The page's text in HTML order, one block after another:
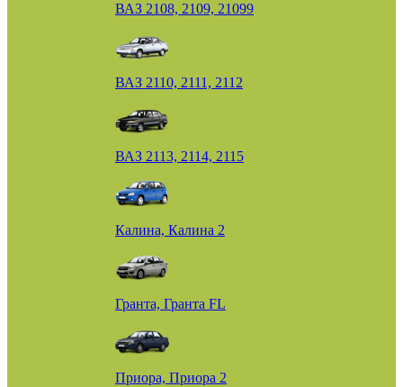
ВАЗ 2108, 2109, 21099
ВАЗ 2110, 2111, 2112
ВАЗ 2113, 2114, 2115
Калина, Калина 2
Гранта, Гранта FL
Приора, Приора 2